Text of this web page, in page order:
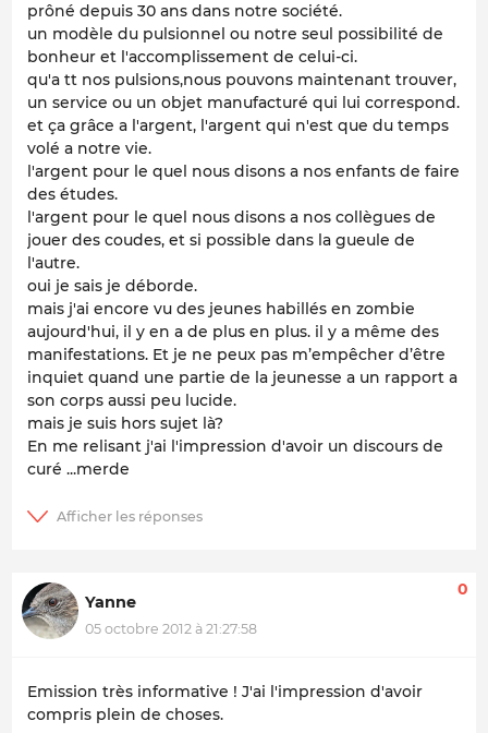
prôné depuis 30 ans dans notre société.
un modèle du pulsionnel ou notre seul possibilité de
bonheur et l'accomplissement de celui-ci.
qu'a tt nos pulsions,nous pouvons maintenant trouver,
un service ou un objet manufacturé qui lui correspond.
et ça grâce a l'argent, l'argent qui n'est que du temps
volé a notre vie.
l'argent pour le quel nous disons a nos enfants de faire
des études.
l'argent pour le quel nous disons a nos collègues de
jouer des coudes, et si possible dans la gueule de
l'autre.
oui je sais je déborde.
mais j'ai encore vu des jeunes habillés en zombie
aujourd'hui, il y en a de plus en plus. il y a même des
manifestations. Et je ne peux pas m’empêcher d’être
inquiet quand une partie de la jeunesse a un rapport a
son corps aussi peu lucide.
mais je suis hors sujet là?
En me relisant j'ai l'impression d'avoir un discours de
curé ...merde
Yanne
05 octobre 2012 à 21:27:58
0
Emission très informative ! J'ai l'impression d'avoir
compris plein de choses.